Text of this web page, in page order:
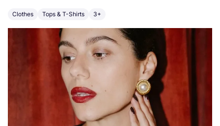
Clothes Tops & T-Shirts 3+